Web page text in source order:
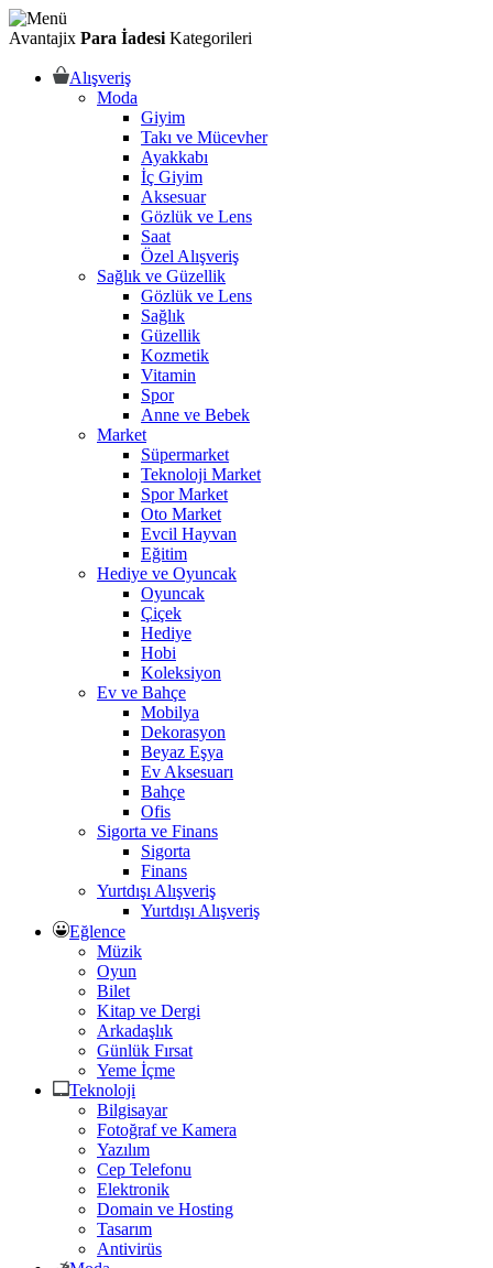
Avantajix Para İadesi Kategorileri
Alışveriş
Moda
Giyim
Takı ve Mücevher
Ayakkabı
İç Giyim
Aksesuar
Gözlük ve Lens
Saat
Özel Alışveriş
Sağlık ve Güzellik
Gözlük ve Lens
Sağlık
Güzellik
Kozmetik
Vitamin
Spor
Anne ve Bebek
Market
Süpermarket
Teknoloji Market
Spor Market
Oto Market
Evcil Hayvan
Eğitim
Hediye ve Oyuncak
Oyuncak
Çiçek
Hediye
Hobi
Koleksiyon
Ev ve Bahçe
Mobilya
Dekorasyon
Beyaz Eşya
Ev Aksesuarı
Bahçe
Ofis
Sigorta ve Finans
Sigorta
Finans
Yurtdışı Alışveriş
Yurtdışı Alışveriş
Eğlence
Müzik
Oyun
Bilet
Kitap ve Dergi
Arkadaşlık
Günlük Fırsat
Yeme İçme
Teknoloji
Bilgisayar
Fotoğraf ve Kamera
Yazılım
Cep Telefonu
Elektronik
Domain ve Hosting
Tasarım
Antivirüs